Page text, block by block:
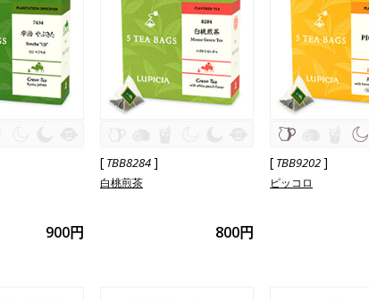
900円
[ TBB8284]
白桃煎茶
800円
[ TBB9202]
ピッコロ